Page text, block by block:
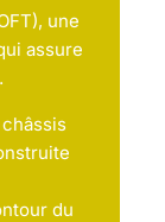
une
assure
du